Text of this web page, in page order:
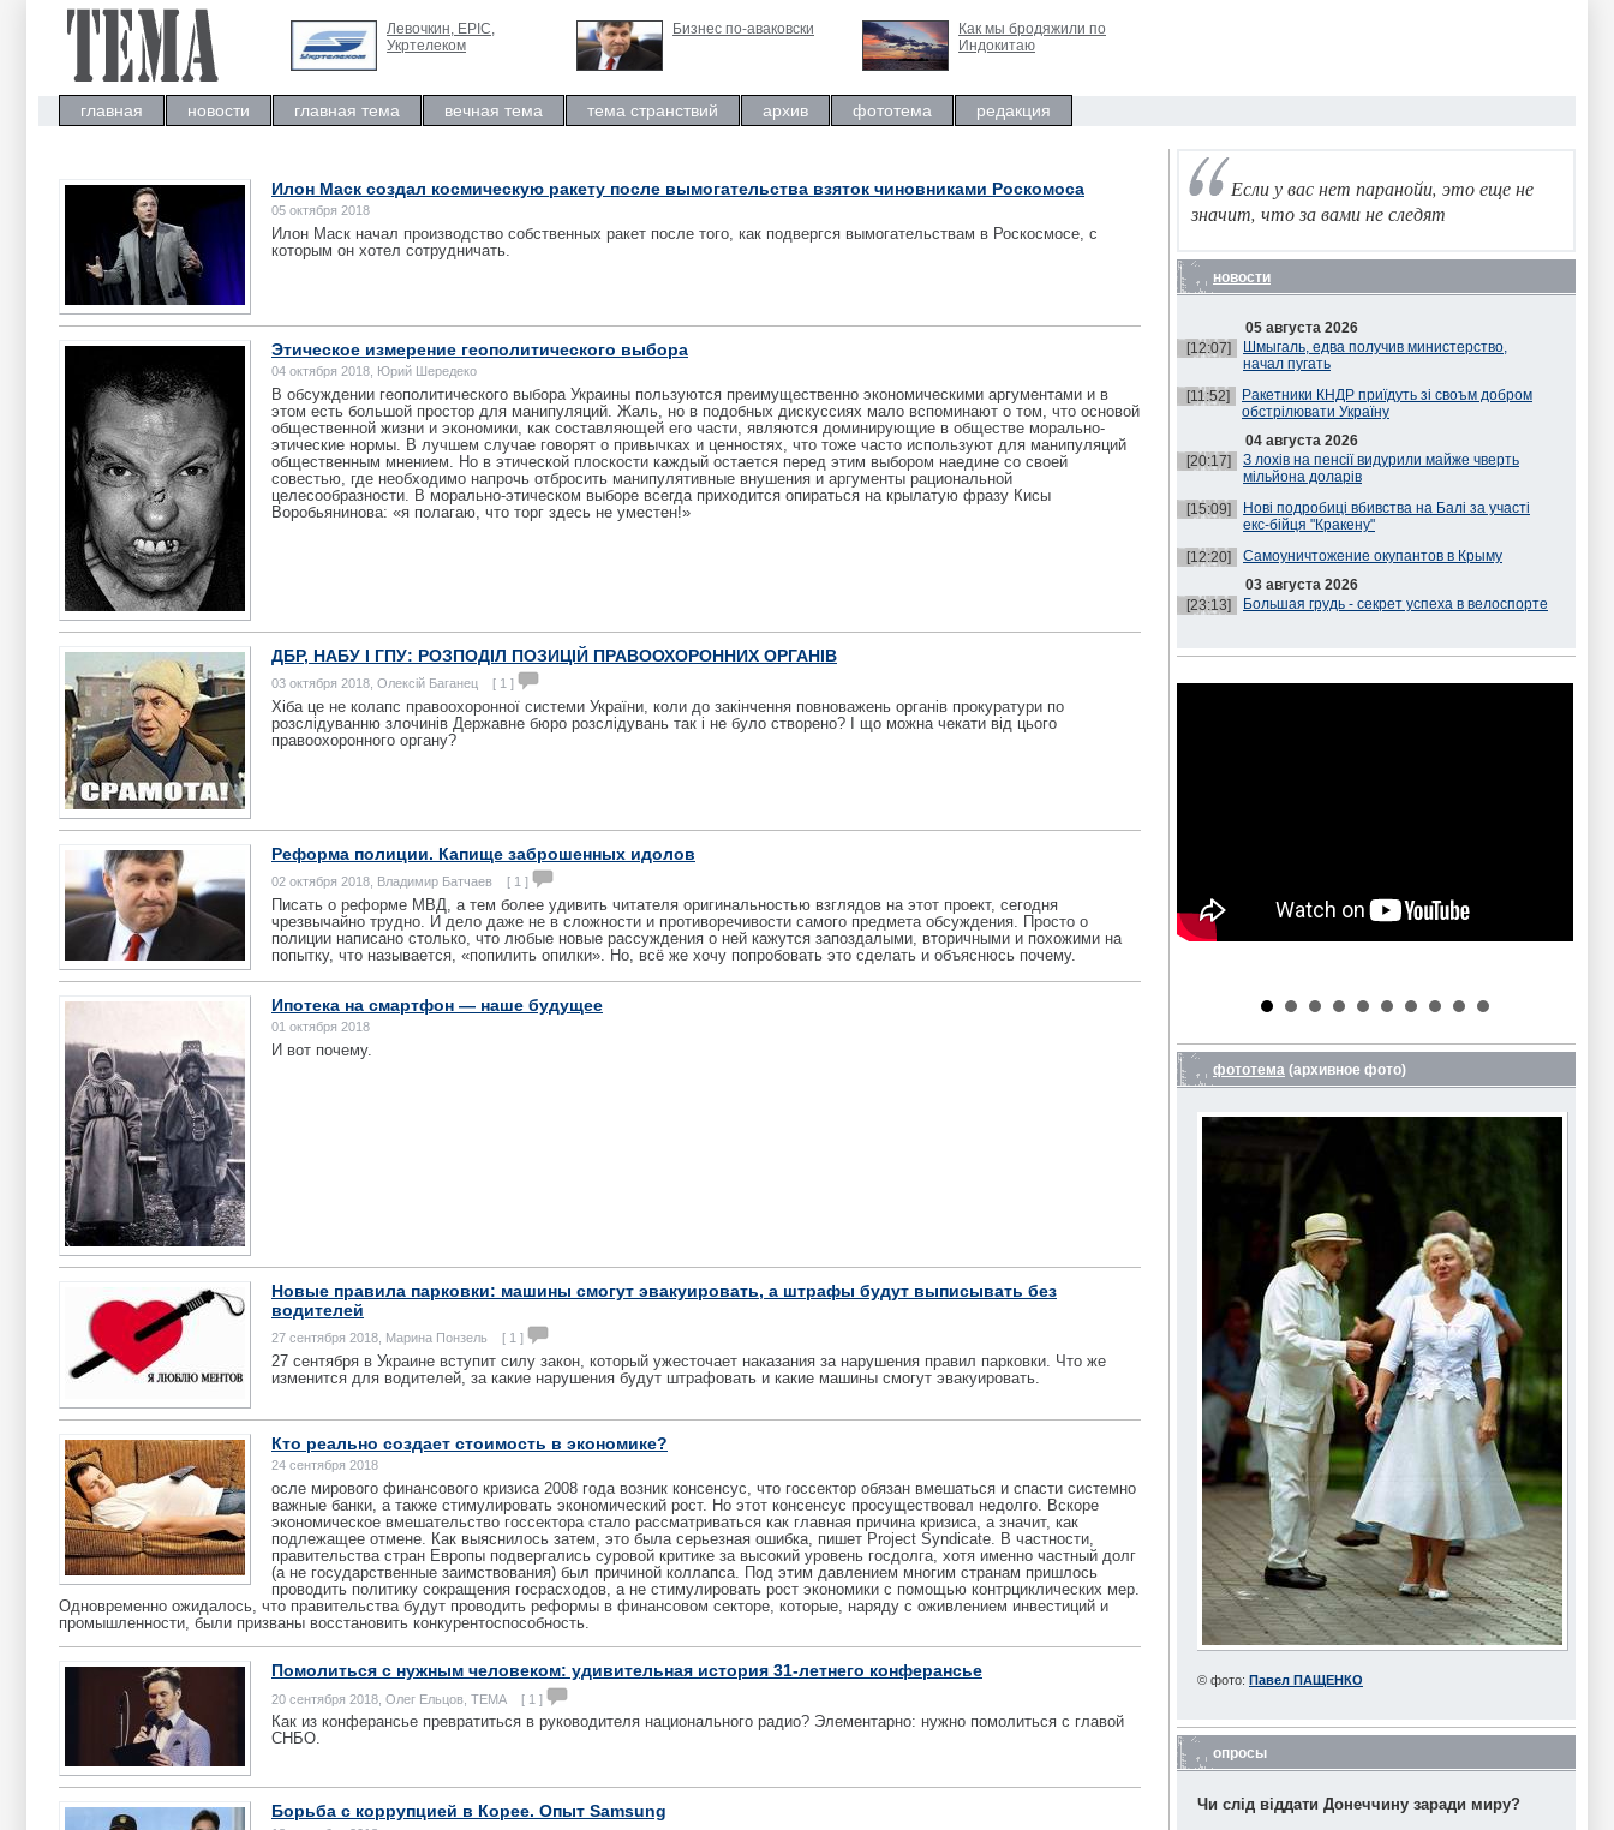
Левочкин, ЕРIC,
Укртелеком
Бизнес по-аваковски
Как мы бродяжили по
Индокитаю
главная новости главная тема вечная тема тема странствий архив фототема редакция
Илон Маск создал космическую ракету после вымогательства взяток чиновниками Роскомоса
05 октября 2018
Илон Маск начал производство собственных ракет после того, как подвергся вымогательствам в Роскосмосе, с
которым он хотел сотрудничать.
Этическое измерение геополитического выбора
04 октября 2018, Юрий Шередеко
В обсуждении геополитического выбора Украины пользуются преимущественно экономическими аргументами и в
этом есть большой простор для манипуляций. Жаль, но в подобных дискуссиях мало вспоминают о том, что основой
общественной жизни и экономики, как составляющей его части, являются доминирующие в обществе морально-
этические нормы. В лучшем случае говорят о привычках и ценностях, что тоже часто используют для манипуляций
общественным мнением. Но в этической плоскости каждый остается перед этим выбором наедине со своей
совестью, где необходимо напрочь отбросить манипулятивные внушения и аргументы рациональной
целесообразности. В морально-этическом выборе всегда приходится опираться на крылатую фразу Кисы
Воробьянинова: «я полагаю, что торг здесь не уместен!»
ДБР, НАБУ І ГПУ: РОЗПОДІЛ ПОЗИЦІЙ ПРАВООХОРОННИХ ОРГАНІВ
03 октября 2018, Олексій Баганец [ 1 ]
Хіба це не колапс правоохоронної системи України, коли до закінчення повноважень органів прокуратури по
розслідуванню злочинів Державне бюро розслідувань так і не було створено? І що можна чекати від цього
правоохоронного органу?
Реформа полиции. Капище заброшенных идолов
02 октября 2018, Владимир Батчаев [ 1 ]
Писать о реформе МВД, а тем более удивить читателя оригинальностью взглядов на этот проект, сегодня
чрезвычайно трудно. И дело даже не в сложности и противоречивости самого предмета обсуждения. Просто о
полиции написано столько, что любые новые рассуждения о ней кажутся запоздалыми, вторичными и похожими на
попытку, что называется, «попилить опилки». Но, всё же хочу попробовать это сделать и объяснюсь почему.
Ипотека на смартфон — наше будущее
01 октября 2018
И вот почему.
Новые правила парковки: машины смогут эвакуировать, а штрафы будут выписывать без
водителей
27 сентября 2018, Марина Понзель [ 1 ]
27 сентября в Украине вступит силу закон, который ужесточает наказания за нарушения правил парковки. Что же
изменится для водителей, за какие нарушения будут штрафовать и какие машины смогут эвакуировать.
Кто реально создает стоимость в экономике?
24 сентября 2018
осле мирового финансового кризиса 2008 года возник консенсус, что госсектор обязан вмешаться и спасти системно
важные банки, а также стимулировать экономический рост. Но этот консенсус просуществовал недолго. Вскоре
экономическое вмешательство госсектора стало рассматриваться как главная причина кризиса, а значит, как
подлежащее отмене. Как выяснилось затем, это была серьезная ошибка, пишет Project Syndicate. В частности,
правительства стран Европы подвергались суровой критике за высокий уровень госдолга, хотя именно частный долг
(а не государственные заимствования) был причиной коллапса. Под этим давлением многим странам пришлось
проводить политику сокращения госрасходов, а не стимулировать рост экономики с помощью контрциклических мер.
Одновременно ожидалось, что правительства будут проводить реформы в финансовом секторе, которые, наряду с оживлением инвестиций и
промышленности, были призваны восстановить конкурентоспособность.
Помолиться с нужным человеком: удивительная история 31-летнего конферансье
20 сентября 2018, Олег Ельцов, ТЕМА [ 1 ]
Как из конферансье превратиться в руководителя национального радио? Элементарно: нужно помолиться с главой
СНБО.
Борьба с коррупцией в Корее. Опыт Samsung
Если у вас нет паранойи, это еще не
значит, что за вами не следят
новости
05 августа 2026
[12:07]
Шмыгаль, едва получив министерство,
начал пугать
[11:52]
Ракетники КНДР приїдуть зі своъм добром
обстрілювати Україну
04 августа 2026
[20:17]
З лохів на пенсії видурили майже чверть
мільйона доларів
[15:09]
Нові подробиці вбивства на Балі за участі
екс-бійця "Кракену"
[12:20]
Самоуничтожение окупантов в Крыму
03 августа 2026
[23:13]
Большая грудь - секрет успеха в велоспорте
фототема (архивное фото)
© фото: Павел ПАЩЕНКО
опросы
Чи слід віддати Донеччину заради миру?